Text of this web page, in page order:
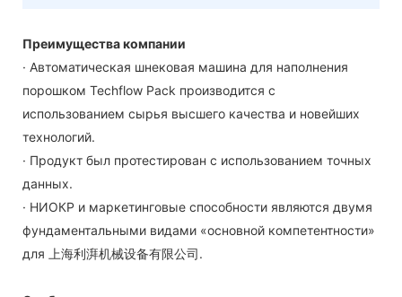
Преимущества компании
· Автоматическая шнековая машина для наполнения
порошком Techflow Pack производится с
использованием сырья высшего качества и новейших
технологий.
· Продукт был протестирован с использованием точных
данных.
· НИОКР и маркетинговые способности являются двумя
фундаментальными видами «основной компетентности»
для 上海利湃机械设备有限公司.